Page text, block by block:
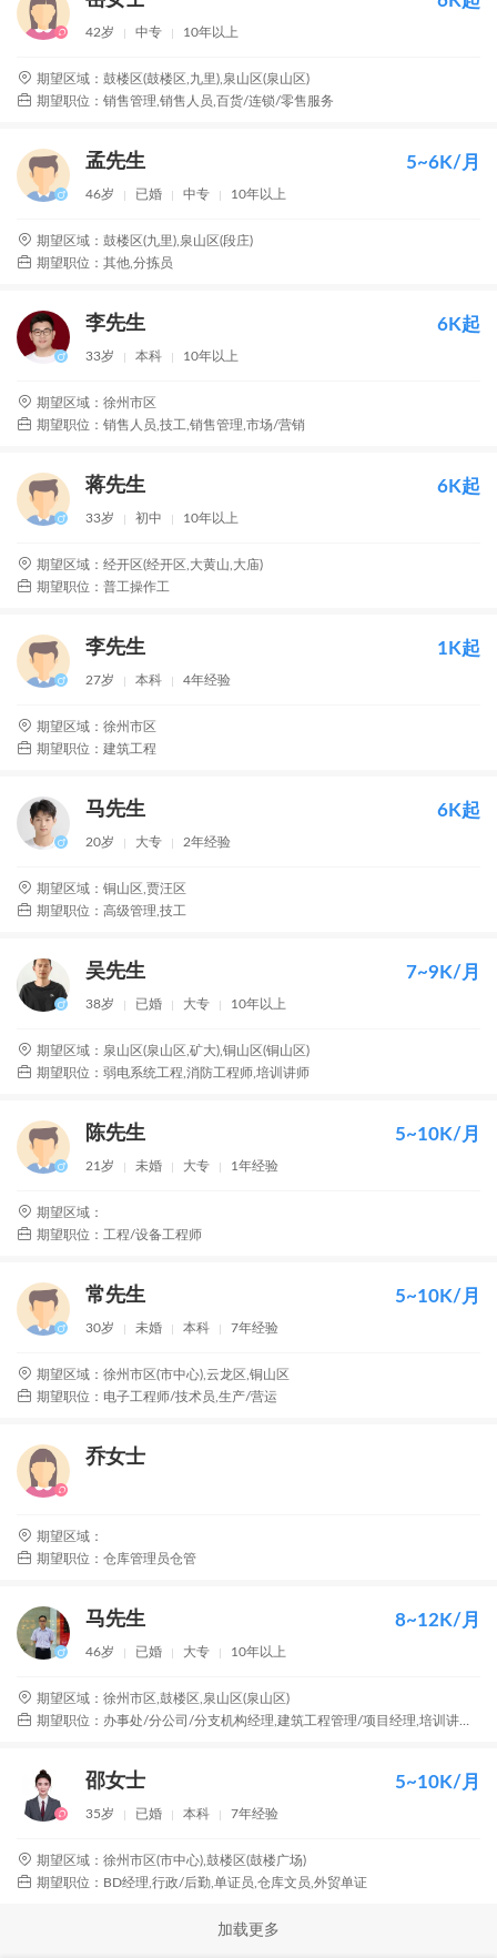
42岁 中专 10年以上
期望区域：鼓楼区(鼓楼区,九里),泉山区(泉山区)
期望职位：销售管理,销售人员,百货/连锁/零售服务
孟先生 5~6K/月
46岁 已婚 中专 10年以上
期望区域：鼓楼区(九里),泉山区(段庄)
期望职位：其他,分拣员
李先生 6K起
33岁 本科 10年以上
期望区域：徐州市区
期望职位：销售人员,技工,销售管理,市场/营销
蒋先生 6K起
33岁 初中 10年以上
期望区域：经开区(经开区,大黄山,大庙)
期望职位：普工操作工
李先生 1K起
27岁 本科 4年经验
期望区域：徐州市区
期望职位：建筑工程
马先生 6K起
20岁 大专 2年经验
期望区域：铜山区,贾汪区
期望职位：高级管理,技工
吴先生 7~9K/月
38岁 已婚 大专 10年以上
期望区域：泉山区(泉山区,矿大),铜山区(铜山区)
期望职位：弱电系统工程,消防工程师,培训讲师
陈先生 5~10K/月
21岁 未婚 大专 1年经验
期望区域：
期望职位：工程/设备工程师
常先生 5~10K/月
30岁 未婚 本科 7年经验
期望区域：徐州市区(市中心),云龙区,铜山区
期望职位：电子工程师/技术员,生产/营运
乔女士
期望区域：
期望职位：仓库管理员仓管
马先生 8~12K/月
46岁 已婚 大专 10年以上
期望区域：徐州市区,鼓楼区,泉山区(泉山区)
期望职位：办事处/分公司/分支机构经理,建筑工程管理/项目经理,培训讲师,行政经理/主管/办公室主任,采购经理
邵女士 5~10K/月
35岁 已婚 本科 7年经验
期望区域：徐州市区(市中心),鼓楼区(鼓楼广场)
期望职位：BD经理,行政/后勤,单证员,仓库文员,外贸单证
加载更多